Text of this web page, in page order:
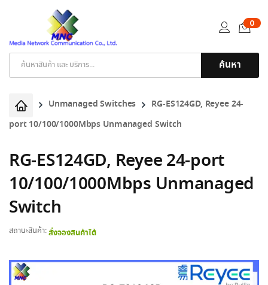
ค้นหา
0
Unmanaged Switches
RG-ES124GD, Reyee 24-
port 10/100/1000Mbps Unmanaged Switch
RG-ES124GD, Reyee 24-port
10/100/1000Mbps Unmanaged
Switch
สถานะสินค้า:สั่งจองสินค้าได้